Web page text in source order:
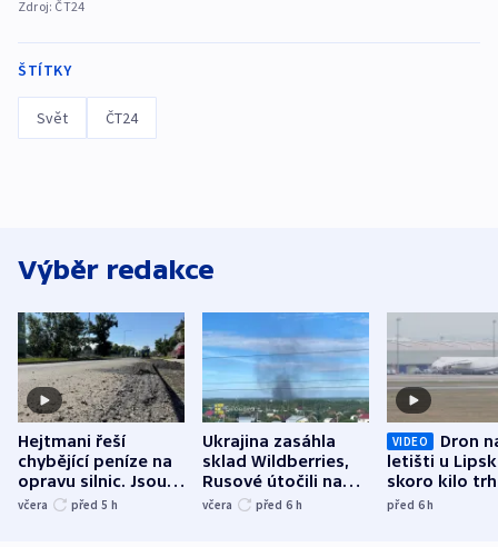
Zdroj: ČT24
ŠTÍTKY
Svět ČT24
Výběr redakce
Hejtmani řeší
chybějící peníze na
opravu silnic. Jsou
nenárokové, namítá
včera před 5 h
Ukrajina zasáhla
sklad Wildberries,
Rusové útočili na
trh, hasiče či
včera před 6 h
VIDEO
Dron
letišti u
skoro kilo
indicie
před 6h